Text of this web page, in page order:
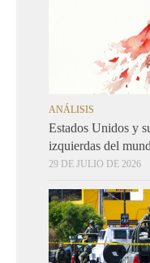
ANÁLISIS
Estados Unidos y
izquierdas del
29 DE JULIO DE 2026